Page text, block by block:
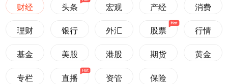
财经 头条 宏观 产经 消费
理财 银行 外汇 股票 行情
基金 美股 港股 期货 黄金
专栏 直播 资管 保险